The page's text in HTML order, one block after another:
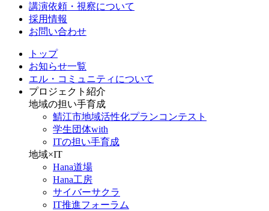
講演依頼・視察について
採用情報
お問い合わせ
トップ
お知らせ一覧
エル・コミュニティについて
プロジェクト紹介
地域の担い手育成
鯖江市地域活性化プランコンテスト
学生団体with
ITの担い手育成
地域×IT
Hana道場
Hana工房
サイバーサクラ
IT推進フォーラム